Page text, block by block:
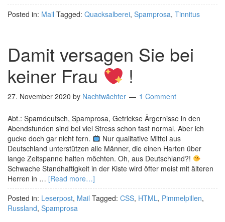
Posted in: Mail Tagged: Quacksalberei, Spamprosa, Tinnitus
Damit versagen Sie bei
keiner Frau
!
27. November 2020 by Nachtwächter 1 Comment
Abt.: Spamdeutsch, Spamprosa, Getrickse Ärgernisse in den
Abendstunden sind bei viel Stress schon fast normal. Aber ich
gucke doch gar nicht fern.
Nur qualitative Mittel aus
Deutschland unterstützen alle Männer, die einen Harten über
lange Zeitspanne halten möchten. Oh, aus Deutschland?!
Schwache Standhaftigkeit in der Kiste wird öfter meist mit älteren
Herren in … [Read more…]
Posted in: Leserpost, Mail Tagged: CSS, HTML, Pimmelpillen,
Russland, Spamprosa